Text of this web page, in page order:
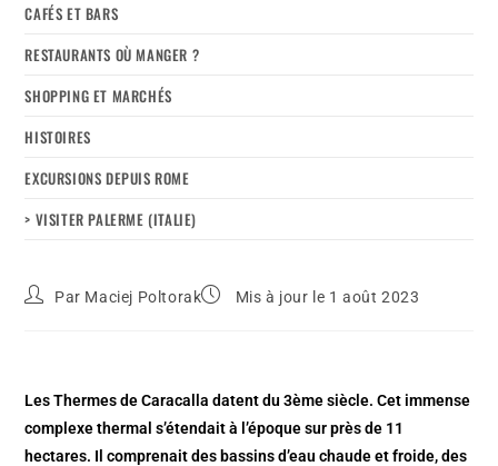
CAFÉS ET BARS
RESTAURANTS OÙ MANGER ?
SHOPPING ET MARCHÉS
HISTOIRES
EXCURSIONS DEPUIS ROME
> VISITER PALERME (ITALIE)
Par Maciej Poltorak Mis à jour le 1 août 2023
Les Thermes de Caracalla datent du 3ème siècle. Cet immense
complexe thermal s’étendait à l’époque sur près de 11
hectares. Il comprenait des bassins d’eau chaude et froide, des